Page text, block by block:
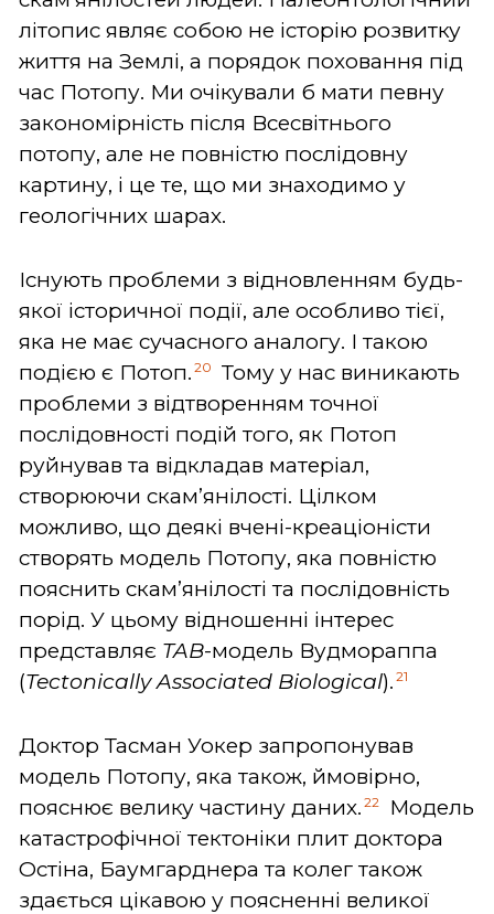
літопис являє собою не історію розвитку
життя на Землі, а порядок поховання під
час Потопу. Ми очікували б мати певну
закономірність після Всесвітнього
потопу, але не повністю послідовну
картину, і це те, що ми знаходимо у
геологічних шарах.
Існують проблеми з відновленням будь-
якої історичної події, але особливо тієї,
яка не має сучасного аналогу. І такою
подією є Потоп. 20
Тому у нас виникають
проблеми з відтворенням точної
послідовності подій того, як Потоп
руйнував та відкладав матеріал,
створюючи скам’янілості. Цілком
можливо, що деякі вчені-креаціоністи
створять модель Потопу, яка повністю
пояснить скам’янілості та послідовність
порід. У цьому відношенні інтерес
представляє TAB-модель Вудмораппа
(Tectonically Associated Biological). 21
Доктор Тасман Уокер запропонував
модель Потопу, яка також, ймовірно,
пояснює велику частину даних. 22
Модель
катастрофічної тектоніки плит доктора
Остіна, Баумгарднера та колег також
здається цікавою у поясненні великої